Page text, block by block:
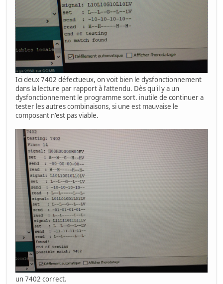
Ici deux 7402 défectueux, on voit bien le dysfonctionnement
dans la lecture par rapport à l'attendu. Dès qu'il y a un
dysfonctionnement le programme sort. inutile de continuer a
tester les autres combinaisons, si une est mauvaise le
composant n'est pas viable.
un 7402 correct.